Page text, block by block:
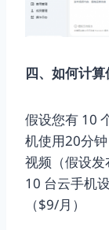
四、如何计
假设您有 10
机使用20分
视频（假设
10 台云手机
（$9/月）